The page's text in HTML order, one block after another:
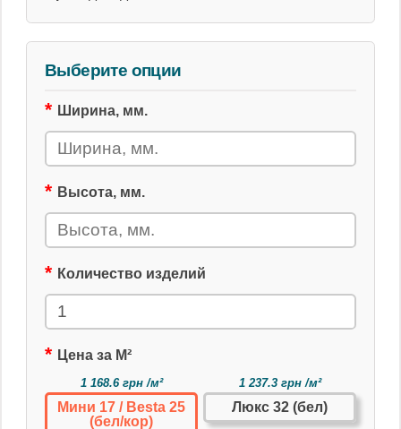
Выберите опции
Ширина, мм.
Высота, мм.
Количество изделий
Цена за М²
1 168.6 грн /м²
Мини 17 / Besta 25
(бел/кор)
1 237.3 грн /м²
Люкс 32 (бел)